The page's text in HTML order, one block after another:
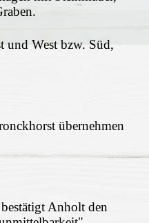
West bzw. Süd,
übernehmen
Anholt den